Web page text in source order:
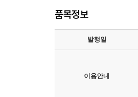
품목정보
발행일
이용안내